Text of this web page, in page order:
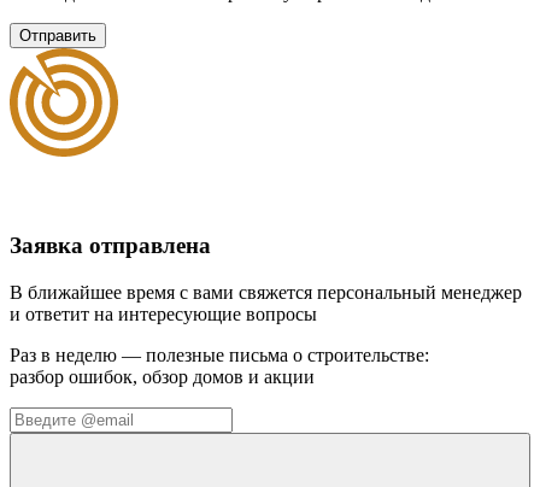
Отправить
Заявка отправлена
В ближайшее время с вами свяжется персональный менеджер
и ответит на интересующие вопросы
Раз в неделю — полезные письма о строительстве:
разбор ошибок, обзор домов и акции